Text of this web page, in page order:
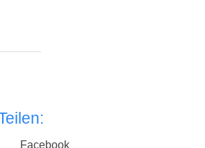
Facebook